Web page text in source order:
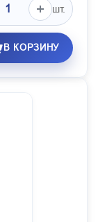
шт.
В КОРЗИНУ